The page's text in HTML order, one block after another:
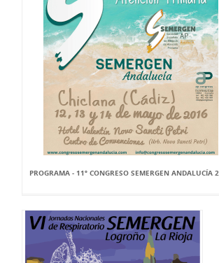
PROGRAMA - 11º CONGRESO SEMERGEN ANDALUCÍA